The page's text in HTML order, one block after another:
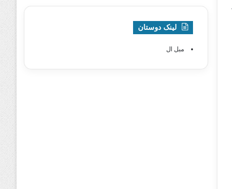
لینک دوستان
مبل ال